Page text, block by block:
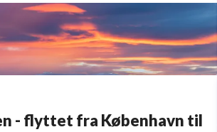
- flyttet fra København til